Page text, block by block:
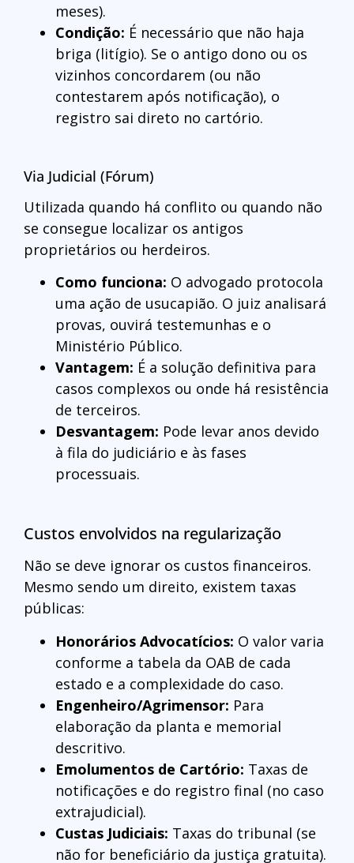
meses).
Condição: É necessário que não haja
briga (litígio). Se o antigo dono ou os
vizinhos concordarem (ou não
contestarem após notificação), o
registro sai direto no cartório.
Via Judicial (Fórum)
Utilizada quando há conflito ou quando não
se consegue localizar os antigos
proprietários ou herdeiros.
Como funciona: O advogado protocola
uma ação de usucapião. O juiz analisará
provas, ouvirá testemunhas e o
Ministério Público.
Vantagem: É a solução definitiva para
casos complexos ou onde há resistência
de terceiros.
Desvantagem: Pode levar anos devido
à fila do judiciário e às fases
processuais.
Custos envolvidos na regularização
Não se deve ignorar os custos financeiros.
Mesmo sendo um direito, existem taxas
públicas:
Honorários Advocatícios: O valor varia
conforme a tabela da OAB de cada
estado e a complexidade do caso.
Engenheiro/Agrimensor: Para
elaboração da planta e memorial
descritivo.
Emolumentos de Cartório: Taxas de
notificações e do registro final (no caso
extrajudicial).
Custas Judiciais: Taxas do tribunal (se
não for beneficiário da justiça gratuita).